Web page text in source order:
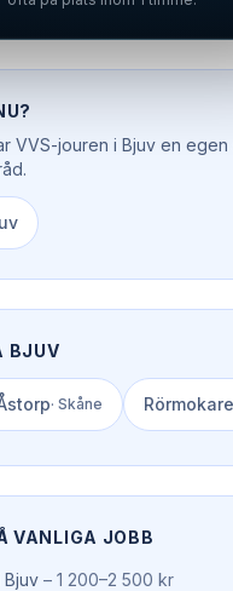
VVS-jouren i Bjuv en egen
BJUV
· Skåne Rörmokare
VANLIGA JOBB
Bjuv – 1 200–2 500 kr